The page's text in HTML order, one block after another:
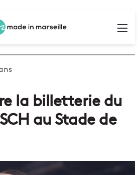
la billetterie du
au Stade de